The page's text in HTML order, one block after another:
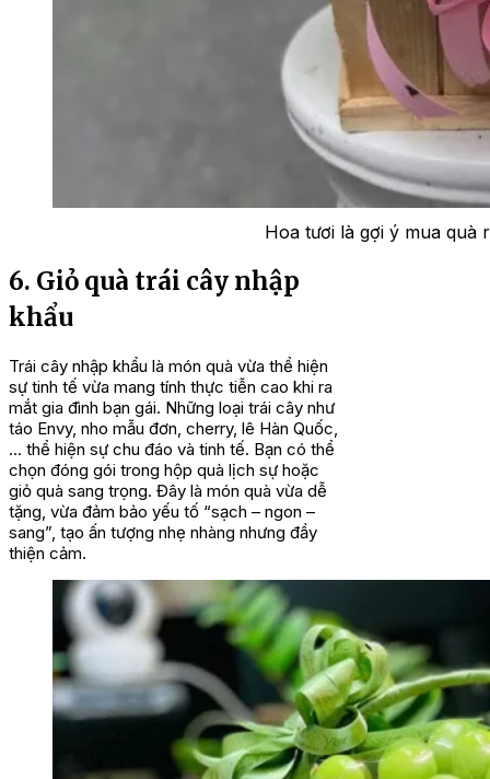
Hoa tươi là gợi ý mua quà
6. Giỏ quà trái cây nhập
khẩu
Trái cây nhập khẩu là món quà vừa thể hiện
sự tinh tế vừa mang tính thực tiễn cao khi ra
mắt gia đình bạn gái. Những loại trái cây như
táo Envy, nho mẫu đơn, cherry, lê Hàn Quốc,
… thể hiện sự chu đáo và tinh tế. Bạn có thể
chọn đóng gói trong hộp quà lịch sự hoặc
giỏ quà sang trọng. Đây là món quà vừa dễ
tặng, vừa đảm bảo yếu tố “sạch – ngon –
sang”, tạo ấn tượng nhẹ nhàng nhưng đầy
thiện cảm.